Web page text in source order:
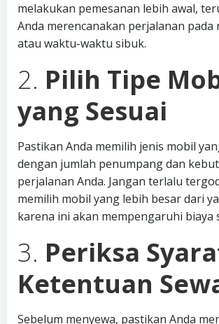
melakukan pemesanan lebih awal,
Anda merencanakan perjalanan pada
atau waktu-waktu sibuk.
2. Pilih Tipe
yang Sesuai
Pastikan Anda memilih jenis mobil
dengan jumlah penumpang dan
perjalanan Anda. Jangan terlalu
memilih mobil yang lebih besar dari
karena ini akan mempengaruhi biaya
3. Periksa
Ketentuan
Sebelum menyewa, pastikan Anda